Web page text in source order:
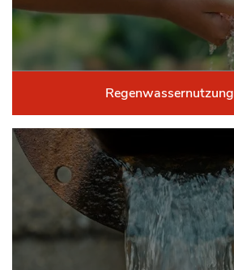
Regenwassernutzung